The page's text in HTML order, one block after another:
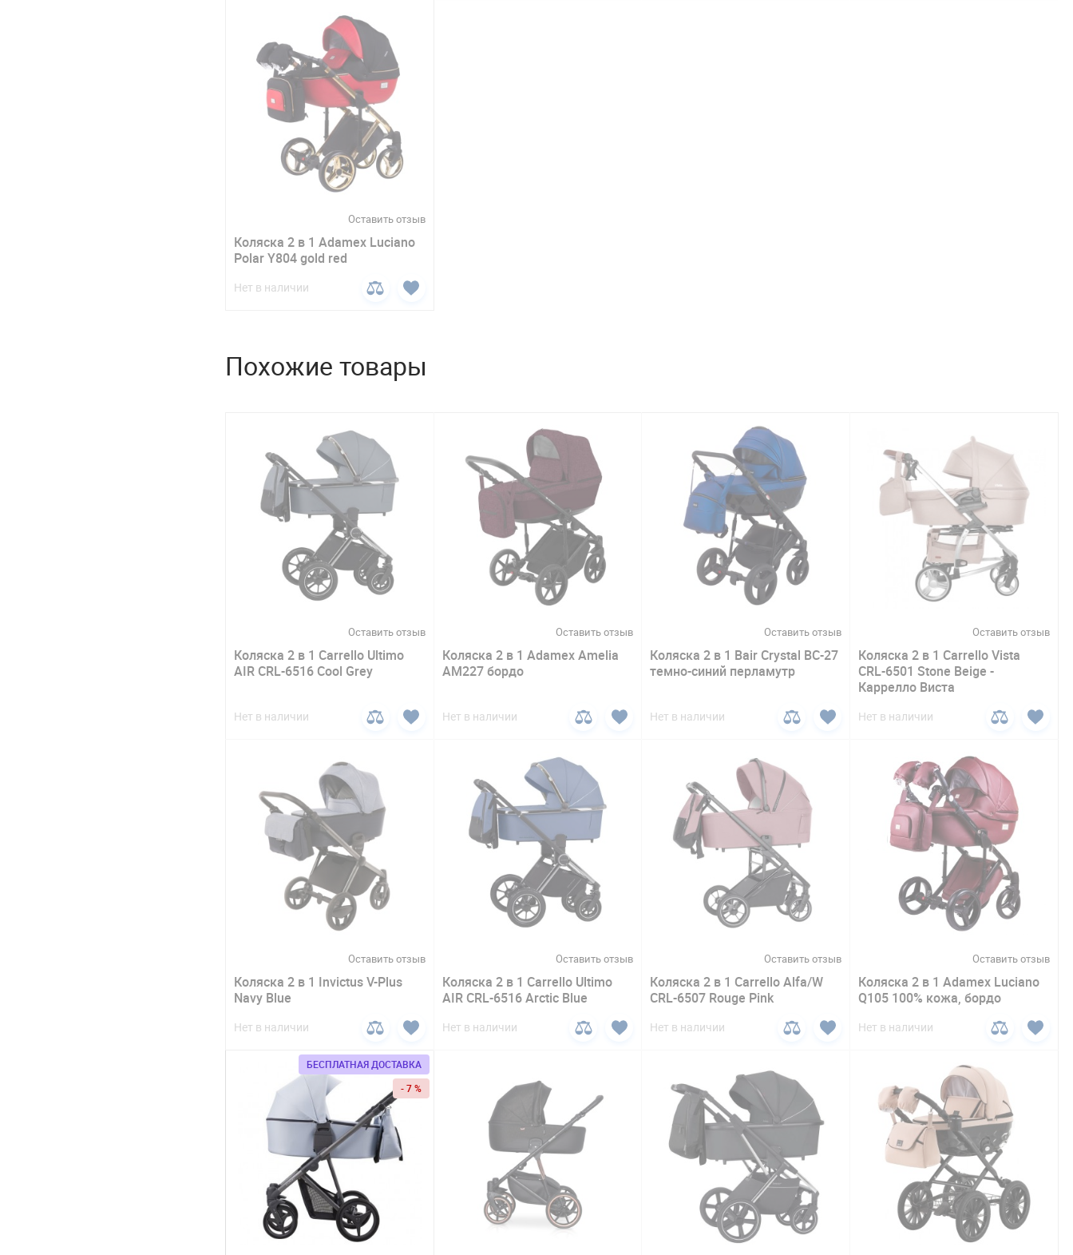
Оставить отзыв
Коляска 2 в 1 Adamex Luciano
Polar Y804 gold red
Нет в наличии
Похожие товары
Оставить отзыв
Коляска 2 в 1 Carrello Ultimo
AIR CRL-6516 Cool Grey
Нет в наличии
Оставить отзыв
Коляска 2 в 1 Adamex Amelia
AM227 бордо
Нет в наличии
Оставить отзыв
Коляска 2 в 1 Bair Crystal BC-27
темно-синий перламутр
Нет в наличии
Оставить отзыв
Коляска 2 в 1 Carrello Vista
CRL-6501 Stone Beige -
Каррелло Виста
Нет в наличии
Оставить отзыв
Коляска 2 в 1 Invictus V-Plus
Navy Blue
Нет в наличии
Оставить отзыв
Коляска 2 в 1 Carrello Ultimo
AIR CRL-6516 Arctic Blue
Нет в наличии
Оставить отзыв
Коляска 2 в 1 Carrello Alfa/W
CRL-6507 Rouge Pink
Нет в наличии
Оставить отзыв
Коляска 2 в 1 Adamex Luciano
Q105 100% кожа, бордо
Нет в наличии
БЕСПЛАТНАЯ ДОСТАВКА
- 7 %